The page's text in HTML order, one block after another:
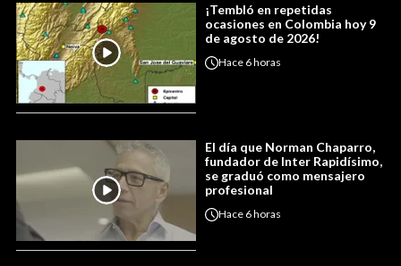
¡Tembló en repetidas
ocasiones en Colombia hoy 9
de agosto de 2026!
Hace 6 horas
El día que Norman Chaparro,
fundador de Inter Rapidísimo,
se graduó como mensajero
profesional
Hace 6 horas